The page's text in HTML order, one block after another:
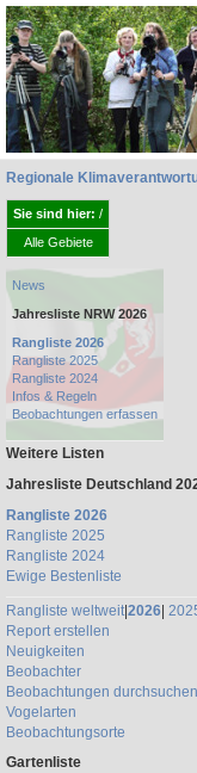
Regionale
Sie sind hier: /
Alle Gebiete
News
Jahresliste NRW 2026
Rangliste 2026
Rangliste 2025
Rangliste 2024
Infos & Regeln
Beobachtungen erfassen
Weitere Listen
Jahresliste Deutschland
Rangliste 2026
Rangliste 2025
Rangliste 2024
Ewige Bestenliste
Rangliste weltweit|2026|
Report erstellen
Neuigkeiten
Beobachter
Beobachtungen durchsuchen
Vogelarten
Beobachtungsorte
Gartenliste